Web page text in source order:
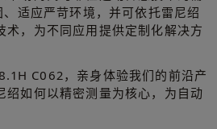
适应严苛环境，并可依托雷尼绍
术，为不同应用提供定制化解决方
C062，亲身体验我们的前沿产
绍如何以精密测量为核心，为自动